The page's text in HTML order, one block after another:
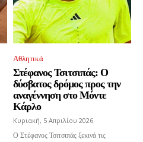
Αθλητικά
Στέφανος Τσιτσιπάς: Ο
δύσβατος δρόμος προς την
αναγέννηση στο Μόντε
Κάρλο
Κυριακή, 5 Απριλίου 2026
Ο Στέφανος Τσιτσιπάς ξεκινά τις